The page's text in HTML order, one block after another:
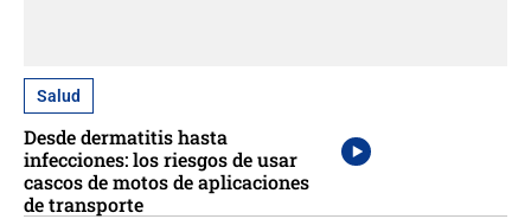
Salud
Desde dermatitis hasta
infecciones: los riesgos de usar
cascos de motos de aplicaciones
de transporte